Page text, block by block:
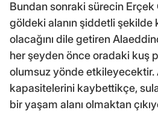
Bundan sonraki sürecin
göldeki alanın şiddetli şekilde
olacağını dile getiren
her şeyden önce oradaki kuş
olumsuz yönde etkileyecektir.
kapasitelerini kaybettikçe,
bir yaşam alanı olmaktan